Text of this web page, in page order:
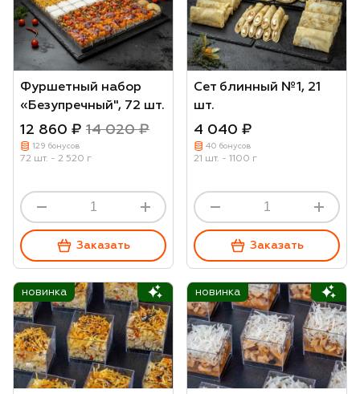
Фуршетный набор
«Безупречный", 72 шт.
12 860 ₽ 14 020 ₽
129 бонусов
72 шт. - 2 520 г
Заказать
Сет блинный №1, 21
шт.
4 040 ₽
40 бонусов
21 шт. - 1100 г
Заказать
новинка новинка